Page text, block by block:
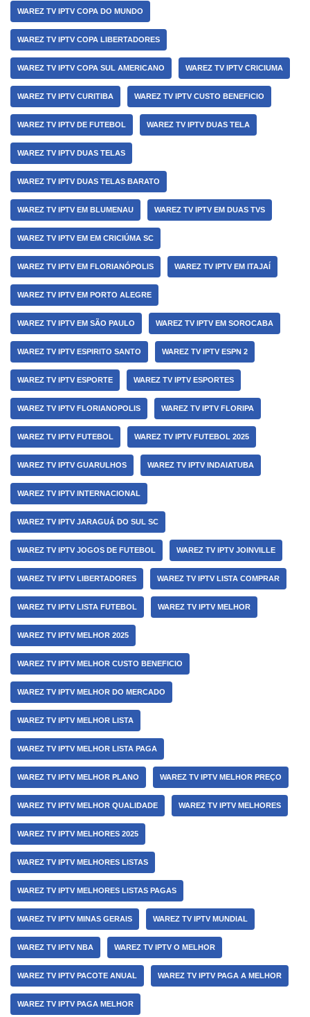
WAREZ TV IPTV COPA DO MUNDO
WAREZ TV IPTV COPA LIBERTADORES
WAREZ TV IPTV COPA SUL AMERICANO WAREZ TV IPTV CRICIUMA
WAREZ TV IPTV CURITIBA WAREZ TV IPTV CUSTO BENEFICIO
WAREZ TV IPTV DE FUTEBOL WAREZ TV IPTV DUAS TELA
WAREZ TV IPTV DUAS TELAS
WAREZ TV IPTV DUAS TELAS BARATO
WAREZ TV IPTV EM BLUMENAU WAREZ TV IPTV EM DUAS TVS
WAREZ TV IPTV EM EM CRICIÚMA SC
WAREZ TV IPTV EM FLORIANÓPOLIS WAREZ TV IPTV EM ITAJAÍ
WAREZ TV IPTV EM PORTO ALEGRE
WAREZ TV IPTV EM SÃO PAULO WAREZ TV IPTV EM SOROCABA
WAREZ TV IPTV ESPIRITO SANTO WAREZ TV IPTV ESPN 2
WAREZ TV IPTV ESPORTE WAREZ TV IPTV ESPORTES
WAREZ TV IPTV FLORIANOPOLIS WAREZ TV IPTV FLORIPA
WAREZ TV IPTV FUTEBOL WAREZ TV IPTV FUTEBOL 2025
WAREZ TV IPTV GUARULHOS WAREZ TV IPTV INDAIATUBA
WAREZ TV IPTV INTERNACIONAL
WAREZ TV IPTV JARAGUÁ DO SUL SC
WAREZ TV IPTV JOGOS DE FUTEBOL WAREZ TV IPTV JOINVILLE
WAREZ TV IPTV LIBERTADORES WAREZ TV IPTV LISTA COMPRAR
WAREZ TV IPTV LISTA FUTEBOL WAREZ TV IPTV MELHOR
WAREZ TV IPTV MELHOR 2025
WAREZ TV IPTV MELHOR CUSTO BENEFICIO
WAREZ TV IPTV MELHOR DO MERCADO
WAREZ TV IPTV MELHOR LISTA
WAREZ TV IPTV MELHOR LISTA PAGA
WAREZ TV IPTV MELHOR PLANO WAREZ TV IPTV MELHOR PREÇO
WAREZ TV IPTV MELHOR QUALIDADE WAREZ TV IPTV MELHORES
WAREZ TV IPTV MELHORES 2025
WAREZ TV IPTV MELHORES LISTAS
WAREZ TV IPTV MELHORES LISTAS PAGAS
WAREZ TV IPTV MINAS GERAIS WAREZ TV IPTV MUNDIAL
WAREZ TV IPTV NBA WAREZ TV IPTV O MELHOR
WAREZ TV IPTV PACOTE ANUAL WAREZ TV IPTV PAGA A MELHOR
WAREZ TV IPTV PAGA MELHOR